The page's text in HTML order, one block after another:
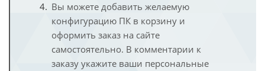
Вы можете добавить желаемую
конфигурацию ПК в корзину и
оформить заказ на сайте
самостоятельно. В комментарии к
заказу укажите ваши персональные